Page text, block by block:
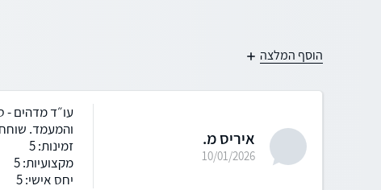
הוסף המלצה
איריס מ.
10/01/2026
עו״ד מדהים -
והמעמד. שוחחתי עם 5 עורכי דין אחרים ואף אחד לא היה
זמינות: 5
מקצועיות: 5
יחס אישי: 5